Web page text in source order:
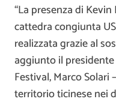
“La presenza di
cattedra congiunta
realizzata grazie al
aggiunto il
Festival, Marco
territorio ticinese nei